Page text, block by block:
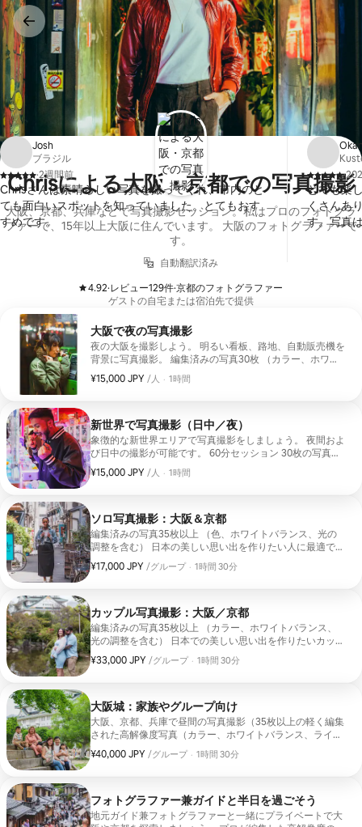
コ
ン
テ
ン
ツ
ス
キッ
プ
Chrisによる大阪・京都での写真撮影
大阪、京都、兵庫などで写真撮影セッション。私はプロのフォトグラ
ファーで、15年以上大阪に住んでいます。 大阪のフォトグラファーで
す。
自動翻訳済み
4.92
、
·レビュー129件
、 ·京都のフォトグラファー
ゲストの自⁠宅ま⁠た⁠は宿⁠泊⁠先で提⁠供
大阪で夜の写真撮影
夜の大阪を撮影しよう。 明るい看板、路地、自動販売機を
背景に写真撮影。 編集済みの写真30枚 （カラー、ホワイ
トバランス） Instagram、思い出、ギフトに最適です。 迅
速な納品（3～5日）。
¥15,000 JPY /人
ゲスト1人あたり¥15,000 JPYです
、 · 1時間
新世界で写真撮影（日中／夜）
象徴的な新世界エリアで写真撮影をしましょう。 夜間およ
び日中の撮影が可能です。 60分セッション 30枚の写真を
お届け カラー、光、ホワイトバランスを調整した写真 3～
5日以内にお届け 追加の写真をご用意できます。
¥15,000 JPY /人
ゲスト1人あたり¥15,000 JPYです
、 · 1時間
ソロ写真撮影：大阪＆京都
編集済みの写真35枚以上 （色、ホワイトバランス、光の
調整を含む） 日本の美しい思い出を作りたい人に最適で
す。 お探しの雰囲気に合わせて、最適なロケーション選び
をお手伝いします。活気あふれる街の通り、静かな路地、
して体験を楽しんでいただけるよう、私がご案内します。
**京都での撮影には、大阪からの交通費として2,000円の
追加料金がかかります。
¥17,000 JPY /グループ
グループ1組あたり¥17,000 JPYです。
、 · 1時間 30分
カップル写真撮影：大阪／京都
編集済みの写真35枚以上 （カラー、ホワイトバランス、
光の調整を含む） 日本での美しい思い出を作りたいカップ
ルにぴったりです。 お探しの雰囲気に合わせて、最適なロ
ケーション選びをお手伝いします。活気あふれる街の通
せん！リラックスして体験を楽しんでいただけるよう、私
がご案内します。 **大阪市外での撮影の場合は、交通費と
して別途2,000円を申し受けます。
¥33,000 JPY /グループ
グループ1組あたり¥33,000 JPYです。
、 · 1時間 30分
大阪城：家族やグループ向け
大阪、京都、兵庫で昼間の写真撮影（35枚以上の軽く編集
された高解像度写真（カラー、ホワイトバランス、ライ
ト））。日本で写真を撮りながら楽しく思い出を作りたい
家族やグループに最適です。3日でお届けします。お好み
¥40,000 JPY /グループ
グループ1組あたり¥40,000 JPYです。
、 · 1時間 30分
フォトグラファー兼ガイドと半日を過ごそう
地元ガイド兼フォトグラファーと一緒にプライベートで大
Josh
ブラジル
、
·2週間前
Chrisさんは素晴らしい写真を撮ってくれ、市内のと
ても面白いスポットを知っていました。とてもおす
すめです。
、
·
とても楽しかった
くさんあ
す。写真